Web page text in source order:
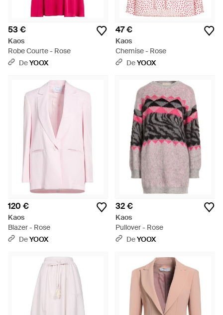
53 €
Kaos
Robe Courte - Rose
DeYOOX
47 €
Kaos
Chemise - Rose
DeYOOX
120 €
Kaos
Blazer - Rose
DeYOOX
32 €
Kaos
Pullover - Rose
DeYOOX